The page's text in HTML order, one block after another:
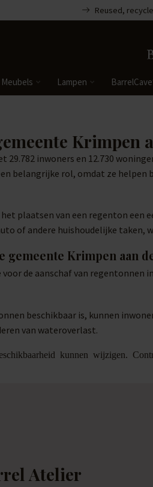
Reused,
Meubels Lampen
Krimpen
29.782 inwoners en 12.730
belangrijke rol, omdat ze
plaatsen van een regenton
of andere huishoudelijke
Krimpen aan
de aanschaf van
beschikbaar is, kunnen
van wateroverlast.
kunnen wijzigen.
Atelier